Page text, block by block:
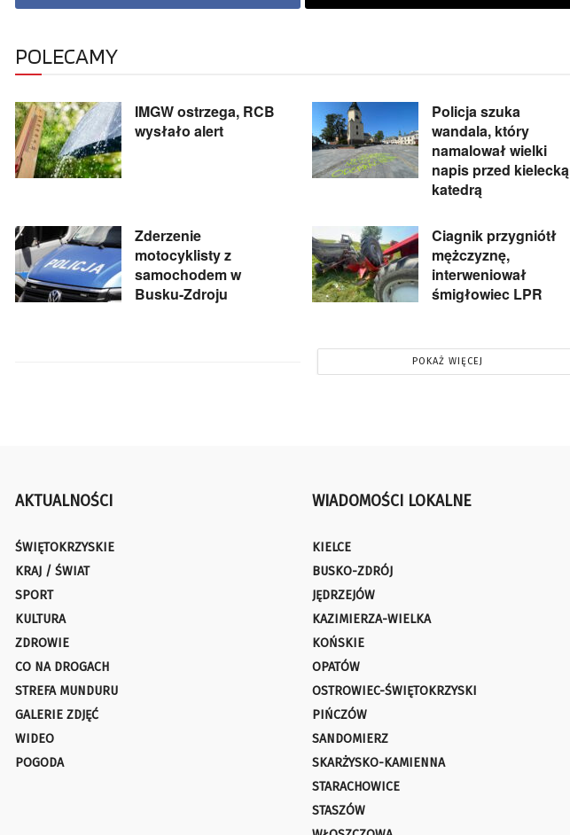
POLECAMY
IMGW ostrzega, RCB
wysłało alert
Policja szuka
wandala, który
namalował wielki
napis przed kielecką
katedrą
Zderzenie
motocyklisty z
samochodem w
Busku-Zdroju
Ciagnik przygniótł
mężczyznę,
interweniował
śmigłowiec LPR
POKAŻ WIĘCEJ
AKTUALNOŚCI
ŚWIĘTOKRZYSKIE
KRAJ / ŚWIAT
SPORT
KULTURA
ZDROWIE
CO NA DROGACH
STREFA MUNDURU
GALERIE ZDJĘĆ
WIDEO
POGODA
WIADOMOŚCI LOKALNE
KIELCE
BUSKO-ZDRÓJ
JĘDRZEJÓW
KAZIMIERZA-WIELKA
KOŃSKIE
OPATÓW
OSTROWIEC-ŚWIĘTOKRZYSKI
PIŃCZÓW
SANDOMIERZ
SKARŻYSKO-KAMIENNA
STARACHOWICE
STASZÓW